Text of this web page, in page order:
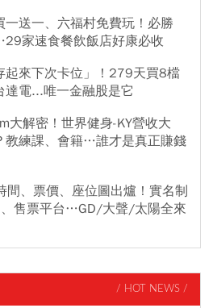
送一、六福村免費玩！必勝
家速食餐飲飯店好康必收
起來下次卡位」！279天買8檔
電...唯一金融股是它
大解密！世界健身-KY營收大
教練課、會籍…誰才是真正賺錢
間、票價、座位圖出爐！實名制
售票平台…GD/大聲/太陽全來
/ HOT NEWS /